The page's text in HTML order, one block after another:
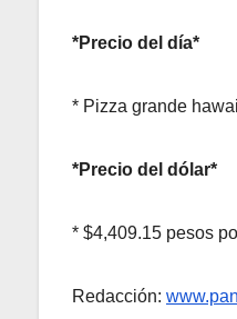
*Precio del día*
* Pizza grande
*Precio del dólar*
* $4,409.15 pesos
Redacción: